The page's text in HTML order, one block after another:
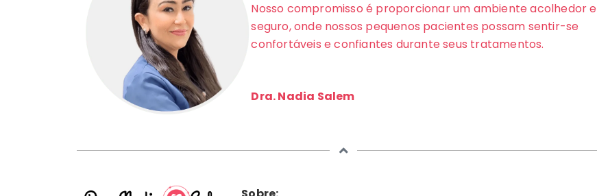
Nosso compromisso é proporcionar um ambiente acolhedor e
seguro, onde nossos pequenos pacientes possam sentir-se
confortáveis e confiantes durante seus tratamentos.
Dra. Nadia Salem